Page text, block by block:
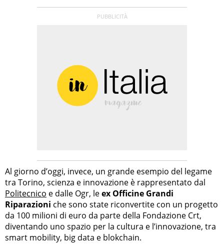
Al giorno d’oggi, invece, un grande esempio del legame
tra Torino, scienza e innovazione è rappresentato dal
Politecnico e dalle Ogr, leex Officine Grandi
Riparazioni che sono state riconvertite con un progetto
da 100 milioni di euro da parte della Fondazione Crt,
diventando uno spazio per la cultura e l’innovazione, tra
smart mobility, big data e blokchain.